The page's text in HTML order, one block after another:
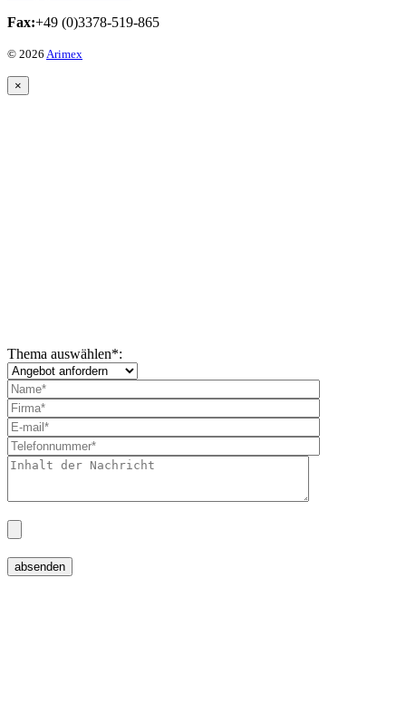
Fax:+49 (0)3378-519-865
© 2026 Arimex
×
Thema auswählen*: